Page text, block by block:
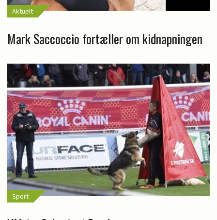
Aktuelt
Mark Saccoccio fortæller om kidnapningen
Sport